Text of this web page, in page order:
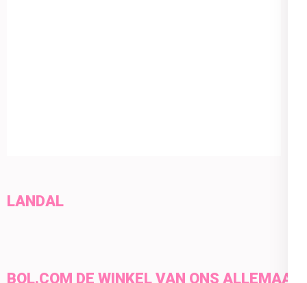
LANDAL
BOL.COM DE WINKEL VAN ONS ALLEMAAL